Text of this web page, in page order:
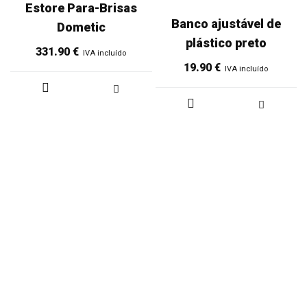
Estore Para-Brisas
Dometic
331.90€ IVA incluído
Banco ajustável de
plástico preto
19.90€ IVA incluído